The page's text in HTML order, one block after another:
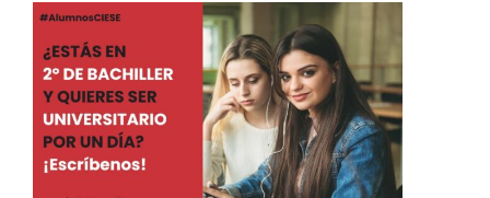
View
Larger
Image